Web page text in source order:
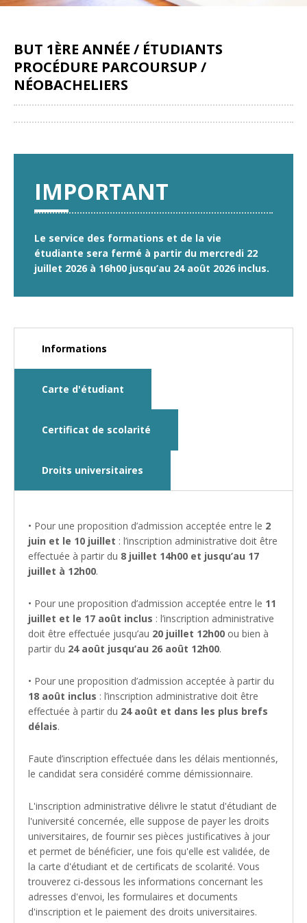
BUT 1ÈRE ANNÉE / ÉTUDIANTS
PROCÉDURE PARCOURSUP /
NÉOBACHELIERS
IMPORTANT
Le service des formations et de la vie
étudiante sera fermé à partir du mercredi 22
juillet 2026 à 16h00 jusqu’au 24 août 2026 inclus.
Informations
Carte d'étudiant
Certificat de scolarité
Droits universitaires
• Pour une proposition d’admission acceptée entre le 2
juin et le 10 juillet : l’inscription administrative doit être
effectuée à partir du 8 juillet 14h00 et jusqu’au 17
juillet à 12h00.
• Pour une proposition d’admission acceptée entre le 11
juillet et le 17 août inclus : l’inscription administrative
doit être effectuée jusqu’au 20 juillet 12h00 ou bien à
partir du 24 août jusqu’au 26 août 12h00.
• Pour une proposition d’admission acceptée à partir du
18 août inclus : l’inscription administrative doit être
effectuée à partir du 24 août et dans les plus brefs
délais.
Faute d’inscription effectuée dans les délais mentionnés,
le candidat sera considéré comme démissionnaire.
L'inscription administrative délivre le statut d'étudiant de
l'université concernée, elle suppose de payer les droits
universitaires, de fournir ses pièces justificatives à jour
et permet de bénéficier, une fois qu'elle est validée, de
la carte d'étudiant et de certificats de scolarité. Vous
trouverez ci-dessous les informations concernant les
adresses d'envoi, les formulaires et documents
d'inscription et le paiement des droits universitaires.